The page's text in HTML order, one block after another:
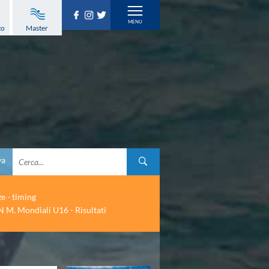
Master
- timing
M. Mondiali U16 - Risultati